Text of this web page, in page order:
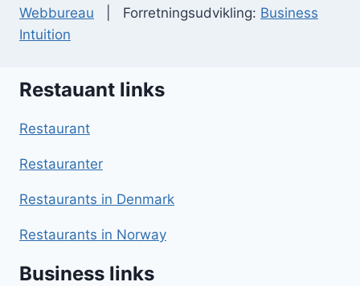
Webbureau | Forretningsudvikling: Business
Intuition
Restauant links
Restaurant
Restauranter
Restaurants in Denmark
Restaurants in Norway
Business links